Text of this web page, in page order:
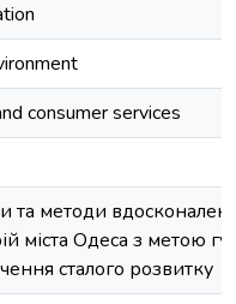
consumer services
та методи
міста Одеса з метою
сталого розвитку